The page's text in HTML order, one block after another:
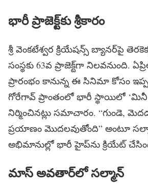
భారీ ప్రాజెక్ట్‌కు శ్రీకారం
శ్రీ వెంకటేశ్వర క్రియేషన్స్ బ్యానర్‌పై
సంస్థకు 63వ ప్రాజెక్ట్‌గా నిలవనుంది.
ప్రారంభం కానున్న ఈ సినిమా కోసం
గోరేగావ్ ప్రాంతంలో భారీ స్థాయిలో ‘మినీ
నిర్మించినట్లు సమాచారం. “గుండె,
ప్రయాణం మొదలవుతోంది” అంటూ
అభిమానుల్లో భారీ హైప్‌ను క్రియేట్
మాస్ అవతార్‌లో సల్మాన్